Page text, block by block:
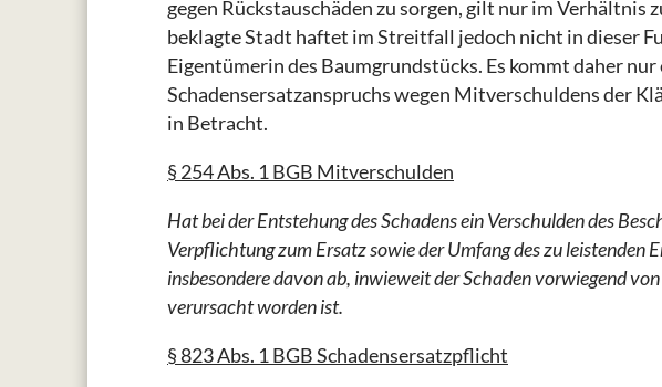
gegen Rückstauschäden zu sorgen, gilt nur im Verhältnis
beklagte Stadt haftet im Streitfall jedoch nicht in dieser
Eigentümerin des Baumgrundstücks. Es kommt daher
Schadensersatzanspruchs wegen Mitverschuldens der
in Betracht.
§ 254 Abs. 1 BGB Mitverschulden
Hat bei der Entstehung des Schadens ein Verschulden des
Verpflichtung zum Ersatz sowie der Umfang des zu leistenden
insbesondere davon ab, inwieweit der Schaden vorwiegend
verursacht worden ist.
§ 823 Abs. 1 BGB Schadensersatzpflicht